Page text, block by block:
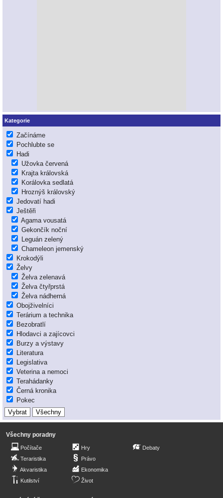
Kategorie
Začínáme
Pochlubte se
Hadi
Užovka červená
Krajta královská
Korálovka sedlatá
Hroznýš královský
Jedovatí hadi
Ještěři
Agama vousatá
Gekončík noční
Leguán zelený
Chameleon jemenský
Krokodýli
Želvy
Želva zelenavá
Želva čtyřprstá
Želva nádherná
Obojživelníci
Terárium a technika
Bezobratlí
Hlodavci a zajícovci
Burzy a výstavy
Literatura
Legislativa
Veterina a nemoci
Terahádanky
Černá kronika
Pokec
Všechny poradny
Počítače
Teraristika
Akvaristika
Kutilství
Hry
Právo
Ekonomika
Život
Debaty